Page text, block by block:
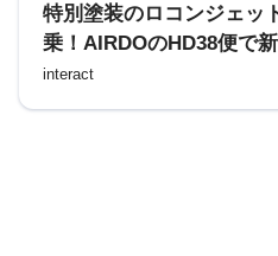
特別塗装のロコンジェッ
乗！AIRDOのHD38便で
（2022年2月版）
interact